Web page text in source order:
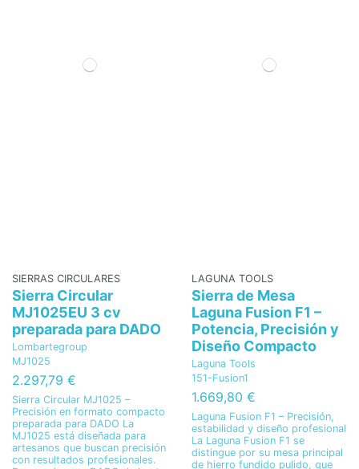
SIERRAS CIRCULARES
Sierra Circular
MJ1025EU 3 cv
preparada para DADO
Lombartegroup
MJ1025
2.297,79 €
Sierra Circular MJ1025 –
Precisión en formato compacto
preparada para DADO La
MJ1025 está diseñada para
artesanos que buscan precisión
con resultados profesionales.
LAGUNA TOOLS
Sierra de Mesa
Laguna Fusion F1 –
Potencia, Precisión y
Diseño Compacto
Laguna Tools
151-Fusion1
1.669,80 €
Laguna Fusion F1 – Precisión,
estabilidad y diseño profesional
La Laguna Fusion F1 se
distingue por su mesa principal
de hierro fundido pulido, que